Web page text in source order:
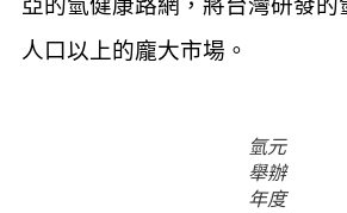
亞的氫健康路網，將台灣研發的
人口以上的龐大市場。
氫元
舉辦
年度